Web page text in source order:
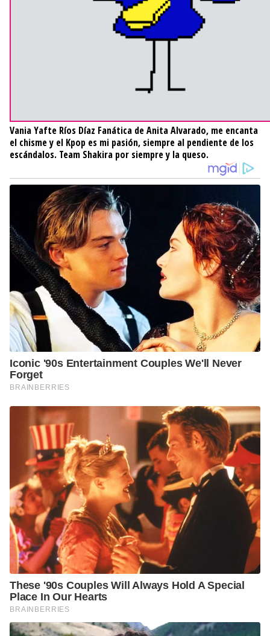
Vania Yafte Ríos Díaz Fanática de Anita Alvarado, me encanta
el chisme y el Kpop es mi pasión, siempre al pendiente de los
escándalos. Team Shakira por siempre y la queso.